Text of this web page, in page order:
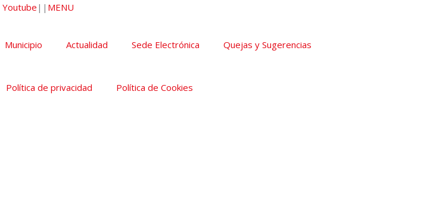
Youtube | | MENU
Municipio Actualidad Sede Electrónica Quejas y Sugerencias
Política de privacidad
Política de Cookies